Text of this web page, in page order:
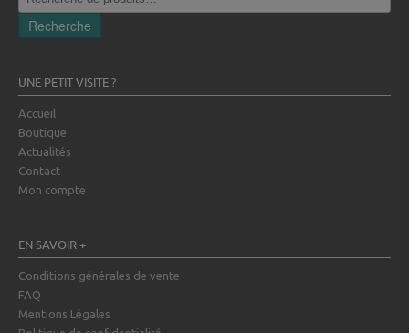
pour :
Recherche
UNE PETIT VISITE ?
Accueil
Boutique
Actualités
Contact
Mon compte
EN SAVOIR +
Conditions générales de vente
FAQ
Mentions Légales